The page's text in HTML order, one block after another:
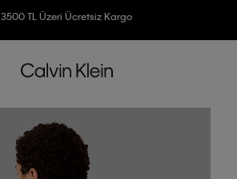
3500 TL Üzeri Ücretsiz Kargo